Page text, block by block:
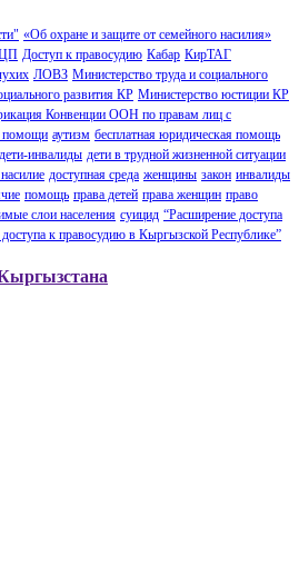
«Об охране и защите от семейного насилия»
Доступ к правосудию Кабар КирТАГ
ЛОВЗ Министерство труда и социального
развития КР Министерство юстиции КР
Конвенции ООН по правам лиц с
помощи аутизм бесплатная юридическая помощь
дети-инвалиды дети в трудной жизненной ситуации
доступная среда женщины закон инвалиды
помощь права детей права женщин право
слои населения суицид “Расширение доступа
к правосудию в Кыргызской Республике”